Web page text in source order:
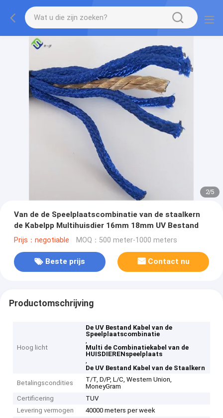
2/5
Van de de Speelplaatscombinatie van de staalkern
de Kabelpp Multihuisdier 16mm 18mm UV Bestand
Prijs：negotiable MOQ：500 meter-1000 meters
Beste prijs Contact nu
Productomschrijving
Hoog licht
De UV Bestand Kabel van de
Speelplaatscombinatie
,
Multi de Combinatiekabel van de
HUISDIERENspeelplaats
,
De UV Bestand Kabel van de Staalkern
Betalingscondities
T/T, D/P, L/C, Western Union,
MoneyGram
Certificering
TUV
Levering vermogen
40000 meters per week